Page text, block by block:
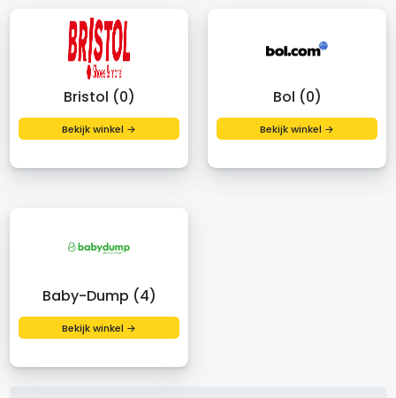
Bristol (0)
Bekijk winkel →
Bol (0)
Bekijk winkel →
Baby-Dump (4)
Bekijk winkel →